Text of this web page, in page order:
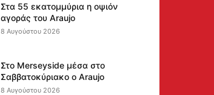
Στα 55 εκατομμύρια η οψιόν
αγοράς του Araujo
8 Αυγούστου 2026
Στο Merseyside μέσα στο
Σαββατοκύριακο ο Araujo
8 Αυγούστου 2026